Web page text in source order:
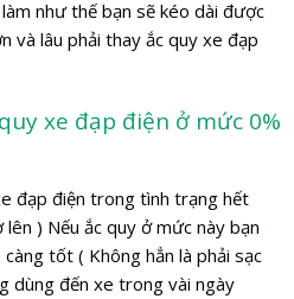
như thế bạn sẽ kéo dài được
và lâu phải thay ắc quy xe đạp
xe đạp điện ở mức 0%
đạp điện trong tình trạng hết
) Nếu ắc quy ở mức này bạn
tốt ( Không hẳn là phải sạc
dùng đến xe trong vài ngày